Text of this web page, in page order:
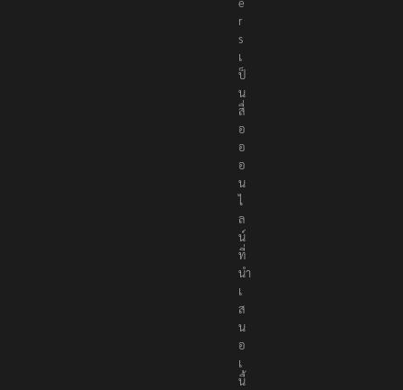
r
s
เ
ป็
น
สื่
อ
อ
อ
น
ไ
ล
น์
ที่
นำ
เ
ส
น
อ
เ
นื้